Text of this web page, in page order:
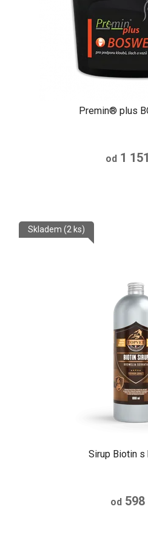
Premin® plus
od 1
Sirup Biotin
Skladem (2 ks)
od 598